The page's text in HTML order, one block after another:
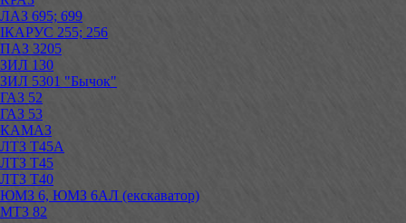
ЛАЗ 695; 699
ІКАРУС 255; 256
ПАЗ 3205
ЗИЛ 130
ЗИЛ 5301 "Бычок"
ГАЗ 52
ГАЗ 53
КАМАЗ
ЛТЗ Т45А
ЛТЗ Т45
ЛТЗ Т40
ЮМЗ 6, ЮМЗ 6АЛ (екскаватор)
МТЗ 82